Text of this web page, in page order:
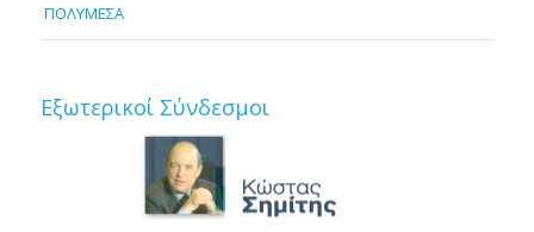
ΠΟΛΥΜΕΣΑ
Εξωτερικοί Σύνδεσμοι